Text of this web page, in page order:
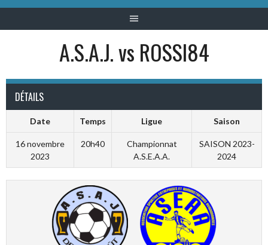
A.S.A.J. vs ROSSI84
DÉTAILS
Date Temps Ligue Saison
16 novembre
2023
20h40
Championnat
A.S.E.A.A.
SAISON 2023-
2024